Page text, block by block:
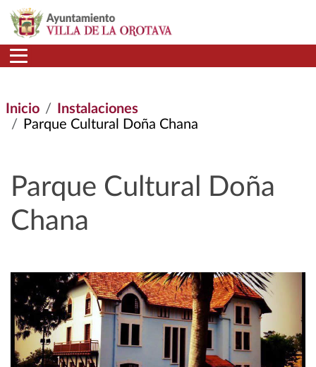
Pasar al contenido principal
Inicio
Instalaciones
Parque Cultural Doña Chana
Parque Cultural Doña
Chana